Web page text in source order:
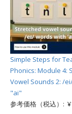
Simple Steps for
Phonics: Module 4:
Vowel Sounds 2: /
"ai"
参考価格（税込）: